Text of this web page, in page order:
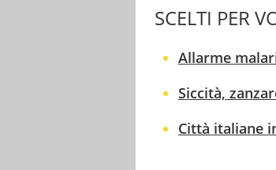
SCELTI PER
Allarme
Siccità,
Città italiane